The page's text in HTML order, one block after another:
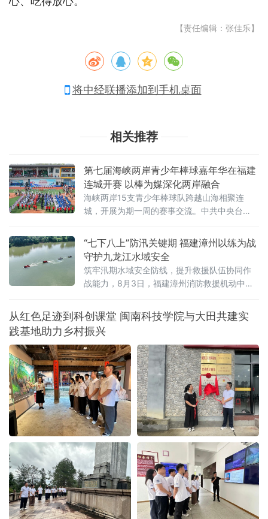
【责任编辑：张佳乐】
将中经联播添加到手机桌面
相关推荐
第七届海峡两岸青少年棒球嘉年华在福建
连城开赛 以棒为媒深化两岸融合
海峡两岸15支青少年棒球队跨越山海相聚连
城，开展为期一周的赛事交流。中共中央台
副省长江尔雄，中国
“七下八上”防汛关键期 福建漳州以练为战
守护九龙江水域安全
筑牢汛期水域安全防线，提升救援队伍协同作
战能力，8月3日，福建漳州消防救援机动中队
展水域救援实战化演练。
从红色足迹到科创课堂 闽南科技学院与大田共建实
践基地助力乡村振兴